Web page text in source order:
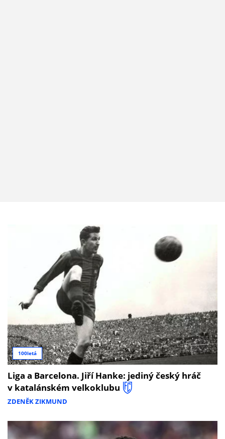
100letá
Liga a Barcelona. Jiří Hanke: jediný český hráč
v katalánském velkoklubu
ZDENĚK ZIKMUND